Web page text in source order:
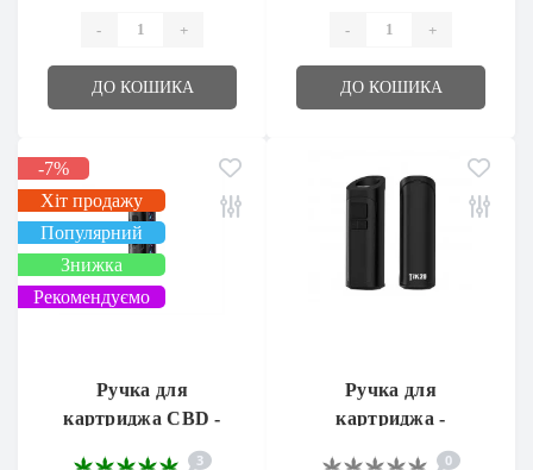
- +
ДО КОШИКА
- +
ДО КОШИКА
-7%
Хіт продажу
Популярний
Знижка
Рекомендуємо
Ручка для
картриджа CBD -
DOTECO Tik30
3
Ручка для
картриджа -
DOTECO Tik20
0